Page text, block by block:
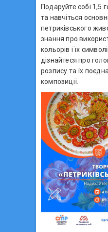
Подаруйте собі 1,5
та навчіться
петриківського
знання про
кольорів і їх
дізнайтеся про
розпису та їх
композиції.